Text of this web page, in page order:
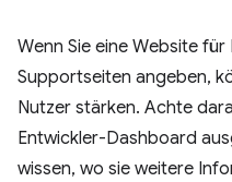
Wenn Sie eine Website
Supportseiten angeben,
Nutzer stärken. Achte
Entwickler-Dashboard
wissen, wo sie weitere